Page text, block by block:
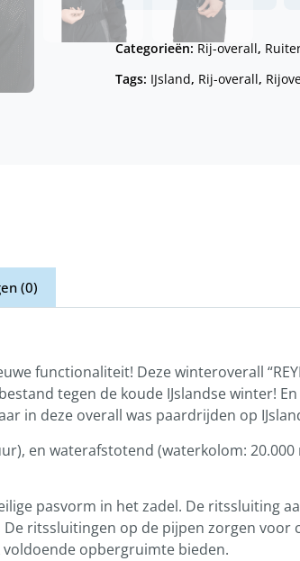
Categorieën:Rij-overall,
Tags: IJsland, Rij-overall,
(0)
functionaliteit! Deze winteroverall
tegen de koude IJslandse winter!
in deze overall was paardrijden op
en waterafstotend (waterkolom:
pasvorm in het zadel. De ritssluiting
ritssluitingen op de pijpen zorgen
opbergruimte bieden.